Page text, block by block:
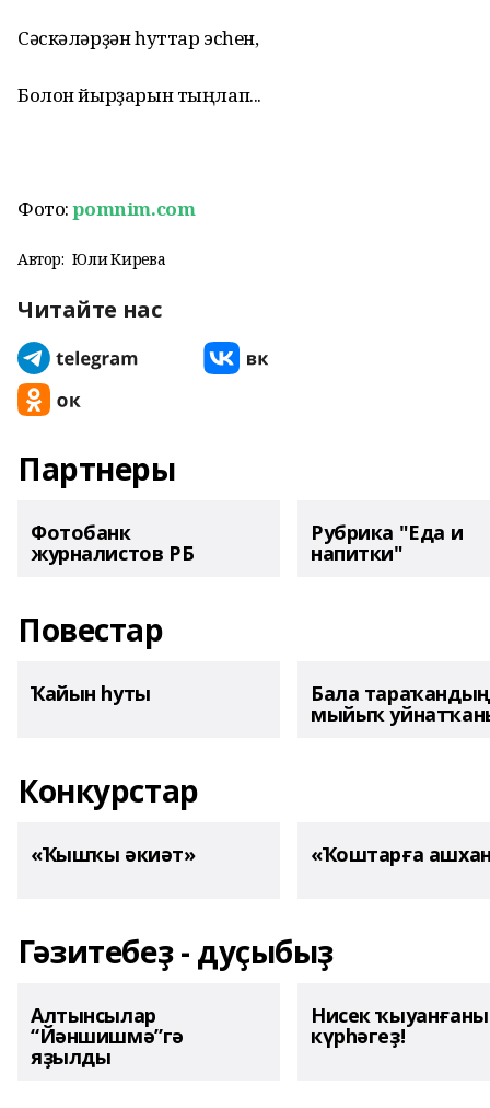
Сәскәләрҙән һуттар эсһен,
Болон йырҙарын тыңлап...
Фото:pomnim.com
Автор: Юлиә Кирәева
Читайте нас
Партнеры
Фотобанк
журналистов РБ
Рубрика "Еда и
напитки"
Повестар
Ҡайын һуты Бала тараҡандың
мыйыҡ
Конкурстар
«Ҡышҡы әкиәт» «Ҡоштарға
Гәзитебеҙ - дуҫыбыҙ
Алтынсылар
“Йәншишмә”гә
яҙылды
Нисек
күрһәгеҙ!